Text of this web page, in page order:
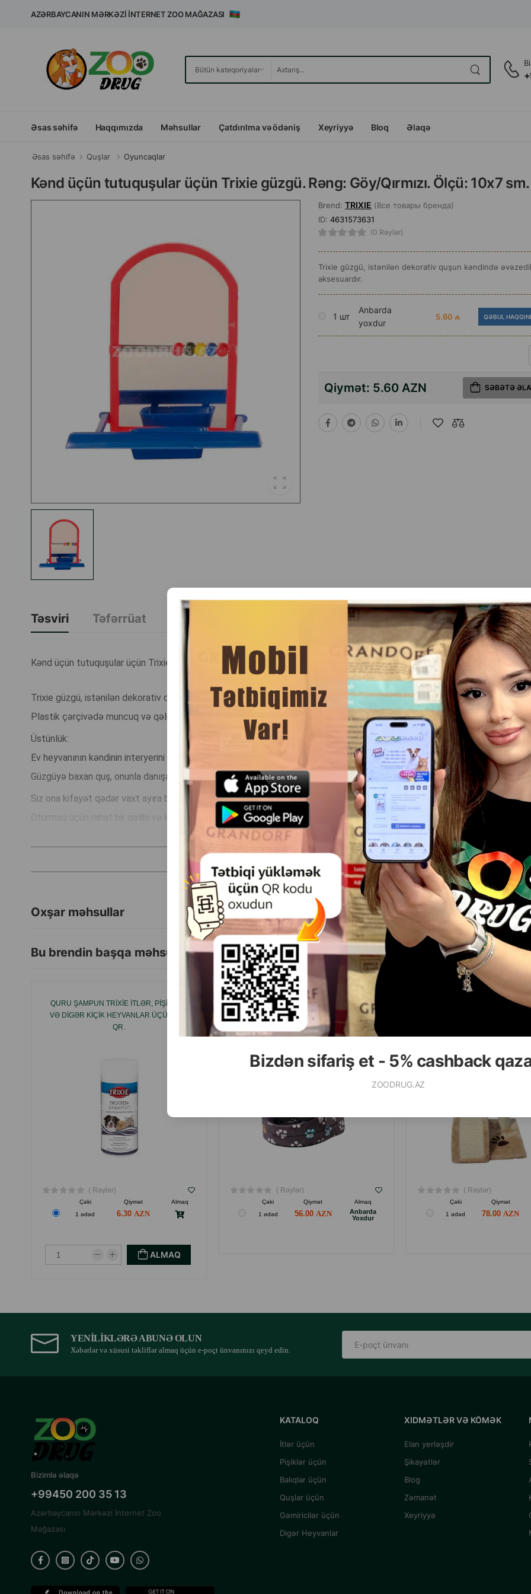
Bizdən sifariş et - 5% cashback
ZOODRUG.AZ
AZƏRBAYCANIN MƏRKƏZI İNTERNET ZOO MAĞAZASI
Əsas səhifə Haqqımızda Məhsullar Çatdırılma və ödəniş Xeyriyyə Bloq Əlaqə
Əsas səhifə Quşlar Oyuncaqlar
Kənd üçün tutuquşular üçün Trixie güzgü. Rəng: Göy/Qırmızı. Ölçü: 10x7 sm.
Brend: TRIXIE (Все товары бренда)
ID: 4631573631
(0 Rəylər)
Trixie güzgü, istənilən dekorativ quşun kəndində
aksesuardır.
1 шт
Anbarda
yoxdur
5.60 ₼ QƏBUL
Qiymət: 5.60 AZN SƏBƏTƏ
Təsviri Təfərrüat Brend Haqqında
Kənd üçün tutuquşular üçün Trixie güzgü. Rəng: Göy/Qırmızı. Ölçü: 10x7 sm.
Trixie güzgü, istənilən dekorativ quşun kəndində əvəzedilməz aksesuardır.
Plastik çərçivədə muncuq və qəlibli güzgü, ev heyvanına çox əyləncə verir və onun əyləncəsini müxtəlifləşdirməyə imkan
Üstünlük:
Ev heyvanının kəndinin interyerini təchiz etməyə kömək edir, ona özünü seyr etmək və muncuqlarla oynamaq imkanı verir.
Güzgüyə baxan quş, onunla danışan bir yoldaşı olduğunu düşünür və danışarkən danışıq bacarıqlarını möhkəmləndirir.
Siz ona kifayət qədər vaxt ayıra bilmədiyiniz zaman, ev heyvanınızın darıxmasını aradan qaldırmağa kömək edir.
Oturmaq üçün rahat bir qəlibi və kiçik bir təam qoymaq üçün bir qabı var.
Zəncir ilə təchiz edilmişdir, buna görə də oyuncaq kənddə möhtəşəm görünür.
Kənddə bərkitmək üçün etibarlı bərkidiciyə malikdir.
DAHA ÇOX OXU
Oxşar məhsullar
Bu brendin başqa məhsulları
QURU ŞAMPUN TRIXIE ITLƏR, PIŞIKLƏR
VƏ DIGƏR KIÇIK HEYVANLAR ÜÇÜN 100
QR.
( Rəylər)
Çəki Qiymət
Almaq
1 ədəd
6.30
ALMAQ
PIŞIKLƏR ÜÇÜN DÖŞƏKLI TRIXIE
TƏMTƏRAQLI EV. RƏNG: QƏHVƏYI. ÖLÇÜ:
40 × 35 × 35 SM.
( Rəylər)
Çəki Qiymət
Almaq
1 ədəd
56.00
Anbarda
Yoxdur
DIRNAQ ÜÇÜN KOMPLEKS
PIŞIKLƏR ÜÇÜN. RƏNG:
( Rəylər)
Çəki Qiymət
1 ədəd
78.00
YENILIKLƏRƏ ABUNƏ OLUN
Xəbərlər və xüsusi təkliflər almaq üçün e-poçt ünvanınızı qeyd edin.
Bizimlə əlaqə
+99450 200 35 13
Azərbaycanın Mərkəzi İnternet Zoo
Mağazası
KATALOQ
İtlər üçün
Pişiklər üçün
Balıqlar üçün
Quşlar üçün
Gəmiricilər üçün
Digər Heyvanlar
XIDMƏTLƏR VƏ KÖMƏK
Elan yerləşdir
Şikayətlər
Blog
Zəmanət
Xeyriyyə